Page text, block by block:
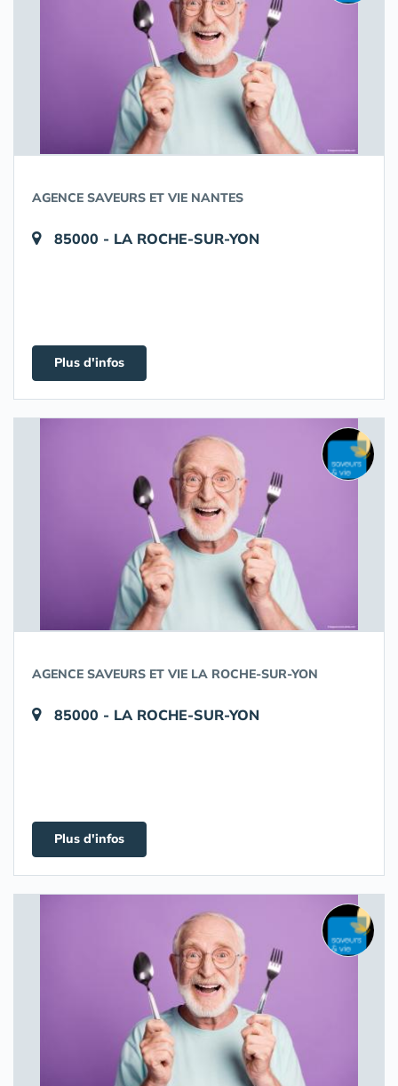
AGENCE SAVEURS ET VIE NANTES
85000 - LA ROCHE-SUR-YON
Plus d'infos
AGENCE SAVEURS ET VIE LA ROCHE-SUR-YON
85000 - LA ROCHE-SUR-YON
Plus d'infos